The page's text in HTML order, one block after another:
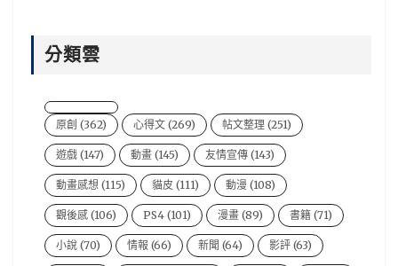
分類雲
原創 (362) 心得文 (269) 帖文整理 (251)
遊戲 (147) 動畫 (145) 友情宣傳 (143)
動畫感想 (115) 貓皮 (111) 動漫 (108)
觀後感 (106) PS4 (101) 漫畫 (89) 書籍 (71)
小說 (70) 情報 (66) 新聞 (64) 影評 (63)